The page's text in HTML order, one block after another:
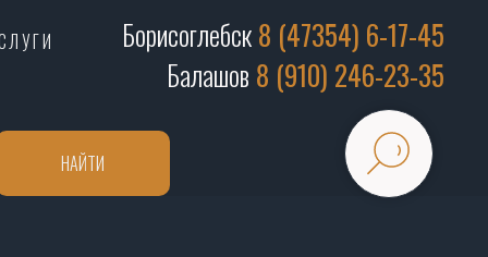
Борисоглебск8 (47354) 6-17-45
Балашов 8 (910) 246-23-35
НАЙТИ